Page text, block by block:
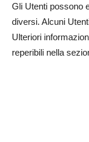
Gli Utenti possono
diversi. Alcuni
Ulteriori
reperibili nella